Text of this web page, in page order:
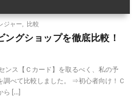
ジャー 比較
グショップを徹底比較！
ンス【Ｃカード】を取るべく、私の予
調べて比較しました。 ⇒初心者向け！Ｃ
ら […]